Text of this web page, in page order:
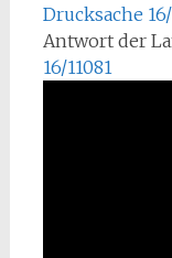
Drucksache
Antwort der
16/11081